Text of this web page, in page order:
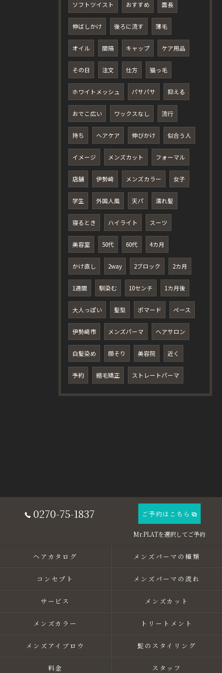
ソフトツイスト おすすめ 面長
伸ばしかけ 後ろに流す 薄毛
オイル 間隔 キャップ ケア用品
その日 注文 仕方 猫っ毛
ホワイトメッシュ パサパサ 抑える
おでこ広い ワックスなし 流行
持ち ヘアケア 伸びかけ 似合う人
イメージ メンズカット フォーマル
店舗 伊勢崎 メンズカラー 女子
学生 外国人風 天パ 濡れ髪
寝るとき ハイライト スーツ
美容室 50代 60代 4カ月
かけ直し 2way 2ブロック 2カ月
1週間 馴染む 10センチ 1カ月後
大人っぽい 髪型 ポマード ペース
伊勢崎市 メンズパーマ ヘアサロン
白髪染め 顔そり 美容院 近く
予約 縮毛矯正 ストレートパーマ
0270-75-1837 ご予約はこちら
ヘアカタログ メンズパーマの種類
コンセプト メンズパーマの流れ
サービス メンズカット
メンズカラー トリートメント
メンズアイブロウ 髭のスタイリング
料金 スタッフ